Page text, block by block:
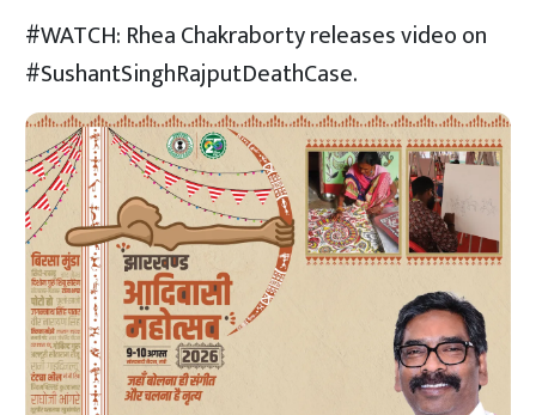
#WATCH: Rhea Chakraborty releases video on
#SushantSinghRajputDeathCase.